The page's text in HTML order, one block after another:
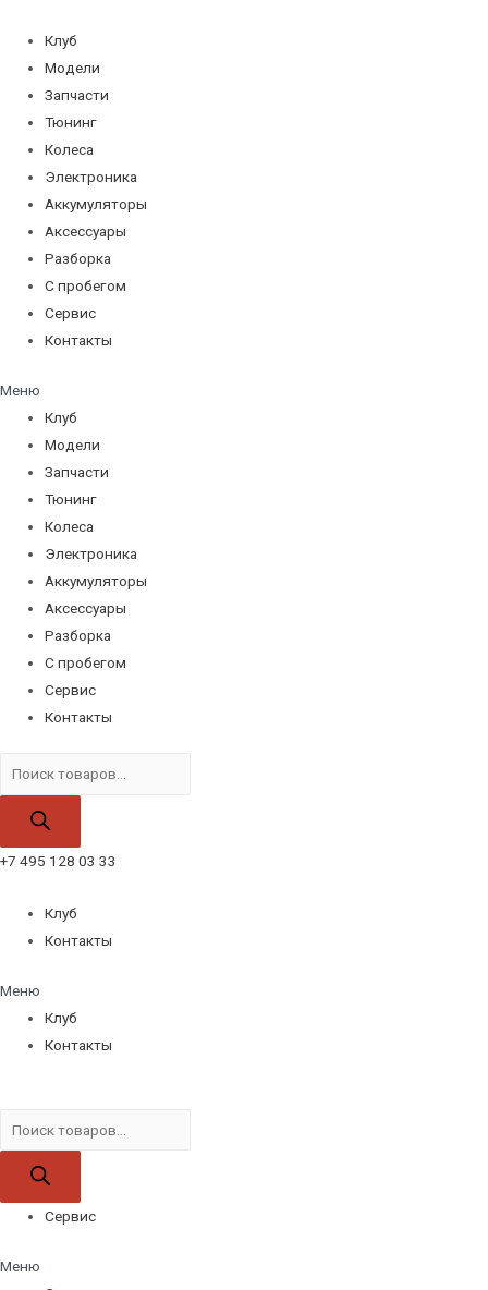
содержимому
Клуб
Модели
Запчасти
Тюнинг
Колеса
Электроника
Аккумуляторы
Аксессуары
Разборка
С пробегом
Сервис
Контакты
Меню
Клуб
Модели
Запчасти
Тюнинг
Колеса
Электроника
Аккумуляторы
Аксессуары
Разборка
С пробегом
Сервис
Контакты
товаров
+7 495 128 03 33
Клуб
Контакты
Меню
Клуб
Контакты
товаров
Сервис
Меню